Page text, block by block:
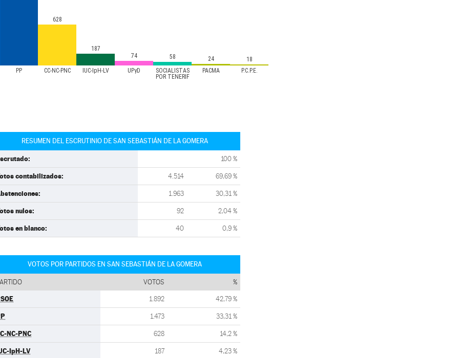
PP CC-NC-PNC IUC-IpH-LV UPyD
SOCIALISTAS
POR TENERIF
PACMA P.C.P.E.
628
187
74
58 24 18
RESUMEN DEL ESCRUTINIO DE SAN SEBASTIÁN DE LA GOMERA
100 %
contabilizados: 4.514 69,69 %
1.963 30,31 %
nulos: 92 2,04 %
en blanco: 40 0,9 %
VOTOS POR PARTIDOS EN SAN SEBASTIÁN DE LA GOMERA
VOTOS %
1.892 42,79 %
1.473 33,31 %
NC-PNC 628 14,2 %
IpH-LV 187 4,23 %